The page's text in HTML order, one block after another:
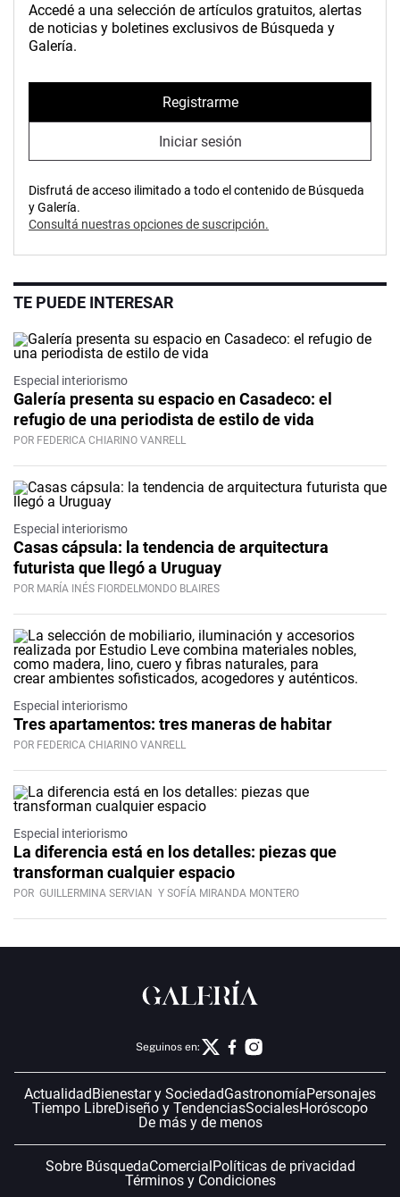
Accedé a una selección de artículos gratuitos, alertas
de noticias y boletines exclusivos de Búsqueda y
Galería.
Registrarme
Iniciar sesión
Disfrutá de acceso ilimitado a todo el contenido de Búsqueda
y Galería.
Consultá nuestras opciones de suscripción.
TE PUEDE INTERESAR
Especial interiorismo
Galería presenta su espacio en Casadeco: el
refugio de una periodista de estilo de vida
POR FEDERICA CHIARINO VANRELL
Especial interiorismo
Casas cápsula: la tendencia de arquitectura
futurista que llegó a Uruguay
POR MARÍA INÉS FIORDELMONDO BLAIRES
Especial interiorismo
Tres apartamentos: tres maneras de habitar
POR FEDERICA CHIARINO VANRELL
Especial interiorismo
La diferencia está en los detalles: piezas que
transforman cualquier espacio
POR GUILLERMINA SERVIAN Y SOFÍA MIRANDA MONTERO
Seguinos en:
Actualidad Bienestar y SociedadGastronomíaPersonajes
Tiempo LibreDiseño y TendenciasSocialesHoróscopo
De más y de menos
Sobre BúsquedaComercial Políticas de privacidad
Términos y Condiciones